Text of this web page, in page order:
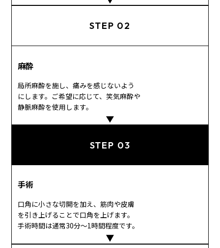
STEP 02
麻酔
局所麻酔を施し、痛みを感じないよう
にします。ご希望に応じて、笑気麻酔や
静脈麻酔を使用します。
STEP 03
手術
口角に小さな切開を加え、筋肉や皮膚
を引き上げることで口角を上げます。
手術時間は通常30分～1時間程度です。